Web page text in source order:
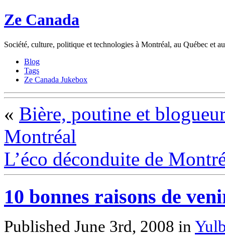
Ze Canada
Société, culture, politique et technologies à Montréal, au Québec et
Blog
Tags
Ze Canada Jukebox
« Bière, poutine et
Montréal
L’éco déconduite de
10 bonnes raisons de
Published June 3rd, 2008 in